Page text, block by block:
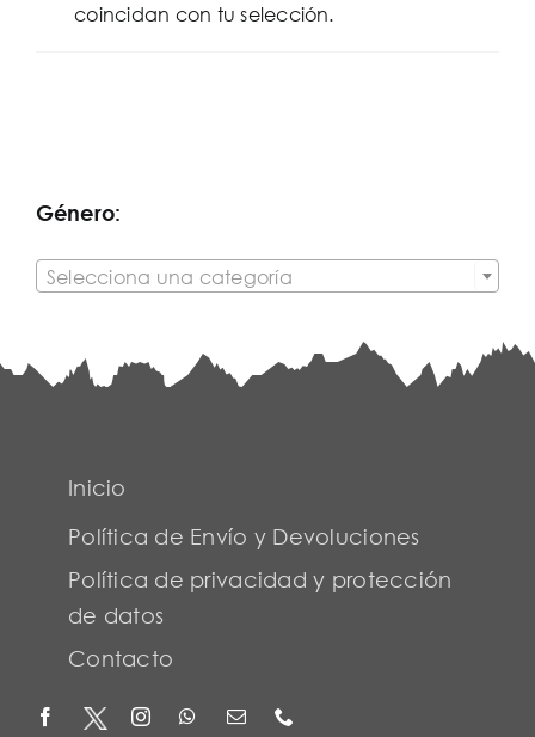
coincidan con tu selección.
Género:
Selecciona una categoría
Inicio
Política de Envío y Devoluciones
Política de privacidad y protección
de datos
Contacto